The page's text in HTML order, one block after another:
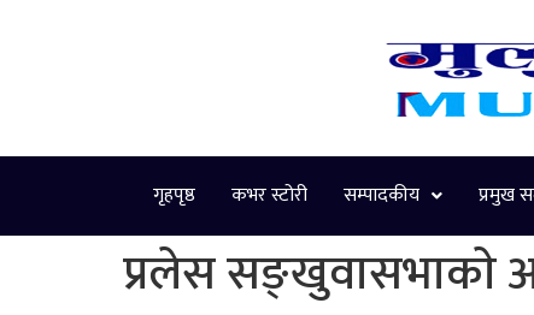
गृहपृष्ठ कभर स्टोरी सम्पादकीय प्रमुख
प्रलेस सङ्खुवासभाकाे